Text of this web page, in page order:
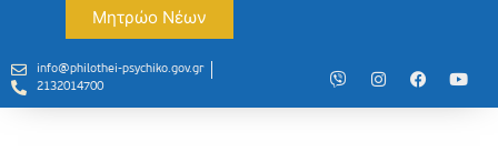
Μητρώο Νέων
info@philothei-psychiko.gov.gr
2132014700